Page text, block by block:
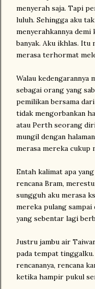
menyerah saja. Tapi
luluh. Sehingga aku
menyerahkannya demi
banyak. Aku ikhlas. Itu
merasa terhormat
Walau kedengarannya
sebagai orang yang
pemilikan bersama
tidak mengorbankan
atau Perth seorang
mungil dengan
merasa mereka cukup
Entah kalimat apa
rencana Bram,
sungguh aku merasa
mereka pulang
yang sebentar lagi
Justru jambu air
pada tempat
rencananya, rencana
ketika hampir pukul